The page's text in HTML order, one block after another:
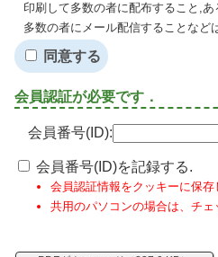
印刷して多数の者に配布すること,あ
多数の者にメール配信することなど
同意する
会員認証が必要です．
会員番号(ID):
会員番号(ID)を記録する.
会員認証情報をクッキーに保
共用のパソコンの場合は、チェ